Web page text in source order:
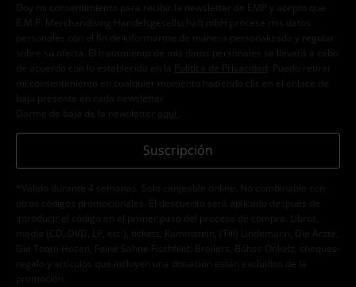
Doy mi consentimiento para recibir la newsletter de EMP y acepto que
E.M.P. Merchandising Handelsgesellschaft mbH procese mis datos
personales con el fin de informarme de manera personalizada y regular
sobre su oferta. El tratamiento de mis datos personales se llevará a cabo
de acuerdo con lo establecido en la
Política de Privacidad . Puedo retirar
mi consentimiento en cualquier momento haciendo clic en el enlace de
baja presente en cada newsletter.
Darme de baja de la newsletter
aquí
Suscripción
*Válido durante 4 semanas. Solo canjeable online. No combinable con
otros códigos promocionales. El descuento será aplicado después de
introducir el código en el primer paso del proceso de compra. Libros,
media (CD, DVD, LP, etc.), tickets, Rammstein, (Till) Lindemann, Die Ärzte,
Die Toten Hosen, Feine Sahne Fischfilet, Broilers, Böhse Onkelz, cheques-
regalo y artículos que incluyen una donación están excluidos de la
promoción.